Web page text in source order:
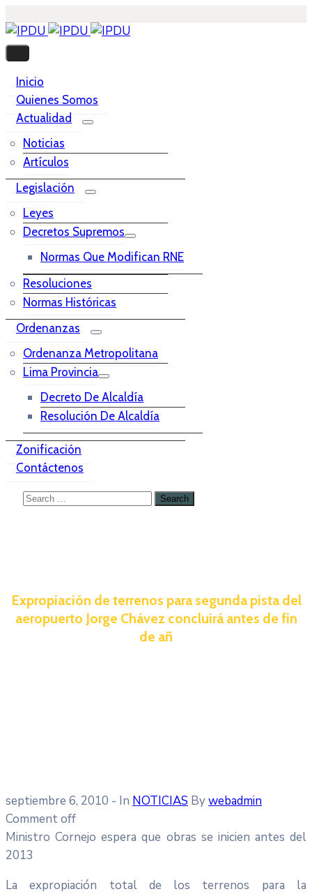
Inicio
Quienes Somos
Actualidad
Noticias
Artículos
Legislación
Leyes
Decretos Supremos
Normas Que Modifican RNE
Resoluciones
Normas Históricas
Ordenanzas
Ordenanza Metropolitana
Lima Provincia
Decreto De Alcaldía
Resolución De Alcaldía
Zonificación
Contáctenos
Expropiación de terrenos para segunda pista del
aeropuerto Jorge Chávez concluirá antes de fin
de añ
septiembre 6, 2010 - In NOTICIAS Bywebadmin
Comment off
Ministro Cornejo espera que obras se inicien antes del
2013
La expropiación total de los terrenos para la